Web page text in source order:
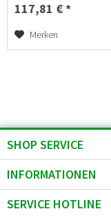
117,81 € *
Merken
SHOP SERVICE
INFORMATIONEN
SERVICE HOTLINE